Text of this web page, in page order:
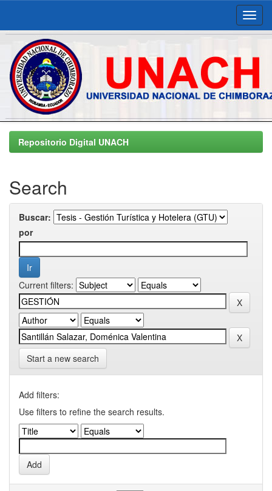
Skip
navigationRepositorio Digital UNACH
Search
Buscar:
por
Current filters:
Start a new search
Add filters:
Use filters to refine the search results.